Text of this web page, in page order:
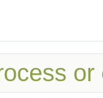
or